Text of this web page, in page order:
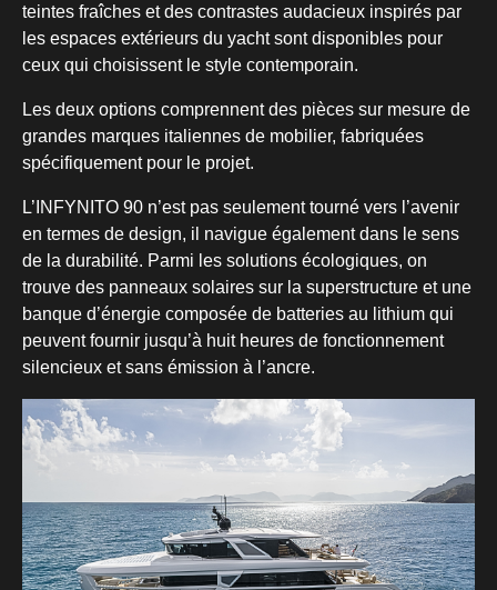
teintes fraîches et des contrastes audacieux inspirés par
les espaces extérieurs du yacht sont disponibles pour
ceux qui choisissent le style contemporain.
Les deux options comprennent des pièces sur mesure de
grandes marques italiennes de mobilier, fabriquées
spécifiquement pour le projet.
L’INFYNITO 90 n’est pas seulement tourné vers l’avenir
en termes de design, il navigue également dans le sens
de la durabilité. Parmi les solutions écologiques, on
trouve des panneaux solaires sur la superstructure et une
banque d’énergie composée de batteries au lithium qui
peuvent fournir jusqu’à huit heures de fonctionnement
silencieux et sans émission à l’ancre.